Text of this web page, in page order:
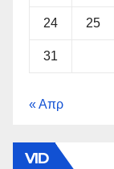
24 25
31
« Απρ
VID